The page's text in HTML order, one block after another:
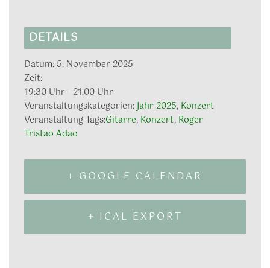
DETAILS
Datum: 5. November 2025
Zeit:
19:30 Uhr - 21:00 Uhr
Veranstaltungskategorien: Jahr 2025, Konzert
Veranstaltung-Tags:Gitarre, Konzert, Roger
Tristao Adao
+ GOOGLE CALENDAR
+ ICAL EXPORT